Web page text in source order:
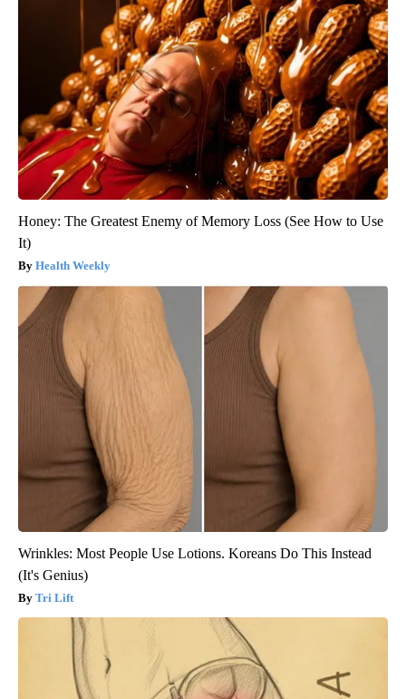
Honey: The Greatest Enemy of Memory Loss (See How to Use
It)
Health Weekly
Wrinkles: Most People Use Lotions. Koreans Do This Instead
(It's Genius)
Tri Lift